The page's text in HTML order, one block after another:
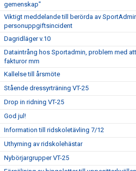
gemenskap"
Viktigt meddelande till berörda av
personuppgiftsincident
Dagridläger v.10
Dataintrång hos Sportadmin, problem med
fakturor mm
Kallelse till årsmöte
Stående dressyrträning VT-25
Drop in ridning VT-25
God jul!
Information till ridskoletävling 7/12
Uthyrning av ridskolehästar
Nybörjargrupper VT-25